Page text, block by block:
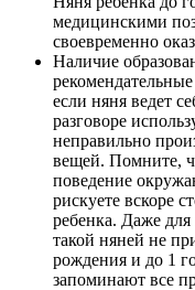
медицинскими
своевременно
Наличие
если няня ведет
разговоре
неправильно
вещей. Помните,
поведение
рискуете вскоре
ребенка. Даже
такой няней не
рождения и до 1
запоминают все